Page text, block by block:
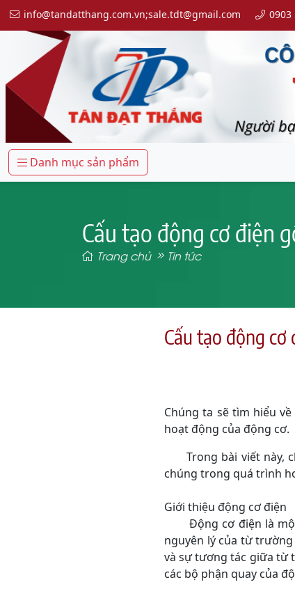
info@tandatthang.com.vn;sale.tdt@gmail.com 0903
Danh mục sản phẩm
Cấu tạo động cơ điện
Trang chủ Tin tức
Cấu tạo động
Chúng ta sẽ tìm hiểu
hoạt động của động cơ.
Trong bài viết này,
chúng trong quá trình
Giới thiệu động cơ điện
Động cơ điện là một
nguyên lý của từ
và sự tương tác giữa từ
các bộ phận quay của